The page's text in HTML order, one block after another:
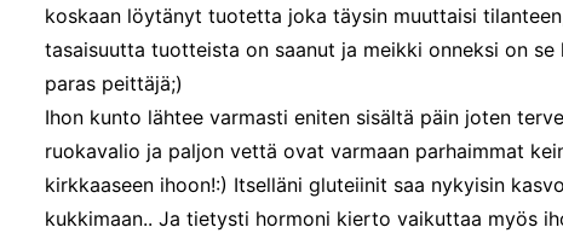
koskaan löytänyt tuotetta joka täysin muuttaisi
tasaisuutta tuotteista on saanut ja meikki onneksi on se
paras peittäjä;)
Ihon kunto lähtee varmasti eniten sisältä päin joten
ruokavalio ja paljon vettä ovat varmaan parhaimmat
kirkkaaseen ihoon!:) Itselläni gluteiinit saa nykyisin
kukkimaan.. Ja tietysti hormoni kierto vaikuttaa myös